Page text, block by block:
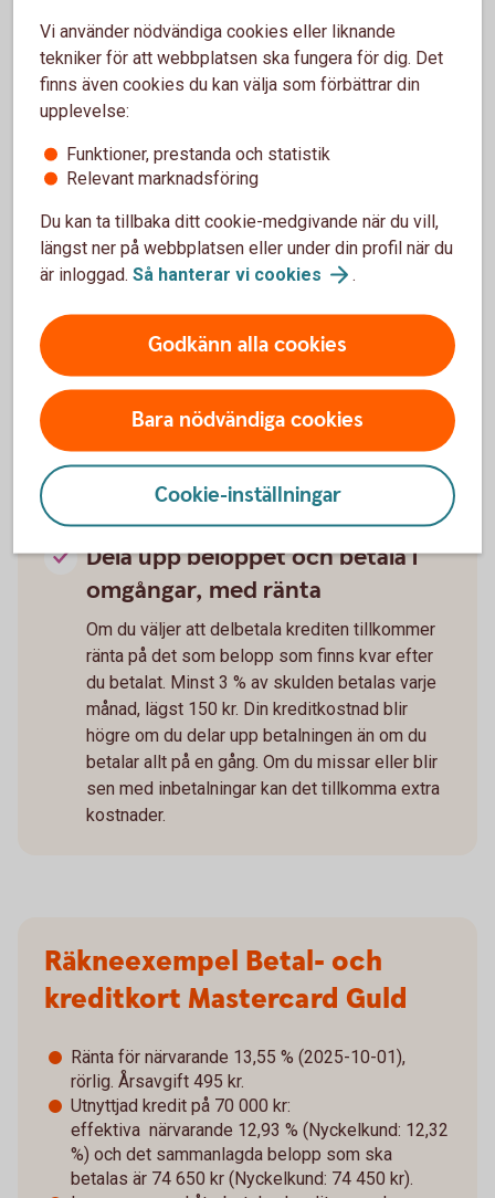
hela beloppet direkt eller dela upp det. Om du betalar allt på
en gång behöver du inte betala någon ränta. Väljer du att
dela upp betalningen betalar du ränta på det återstående
beloppet.
Läs mer om månadsfaktura, hur du skaffar e-faktura med
mera.
MånadsfakturaMastercard
När och hur vill du betala?
Betala hela beloppet räntefritt
Du kan välja att betala hela beloppet direkt – då
slipper du ränta. Detta på grund av att du får
upp till 55 dagars räntefri kredit, beroende på
när i månaden du använt kortet.
Dela upp beloppet och betala i
omgångar, med ränta
Om du väljer att delbetala krediten tillkommer
ränta på det som belopp som finns kvar efter
du betalat. Minst 3 % av skulden betalas varje
månad, lägst 150 kr. Din kreditkostnad blir
högre om du delar upp betalningen än om du
betalar allt på en gång. Om du missar eller blir
sen med inbetalningar kan det tillkomma extra
kostnader.
Räkneexempel Betal- och
kreditkort Mastercard Guld
Ränta för närvarande 13,55 % (2025-10-01),
rörlig. Årsavgift 495 kr.
Utnyttjad kredit på 70 000 kr:
effektiva närvarande 12,93 % (Nyckelkund: 12,32
%) och det sammanlagda belopp som ska
betalas är 74 650 kr (Nyckelkund: 74 450 kr).
Vi använder nödvändiga cookies eller liknande
tekniker för att webbplatsen ska fungera för dig. Det
finns även cookies du kan välja som förbättrar din
upplevelse:
Funktioner, prestanda och statistik
Relevant marknadsföring
Du kan ta tillbaka ditt cookie-medgivande när du vill,
längst ner på webbplatsen eller under din profil när du
är inloggad. Så hanterar vi cookies .
Godkänn alla cookies
Bara nödvändiga cookies
Cookie-inställningar